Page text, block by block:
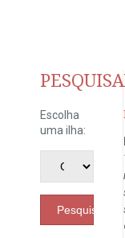
Escolha
uma ilha:
Pesquisar